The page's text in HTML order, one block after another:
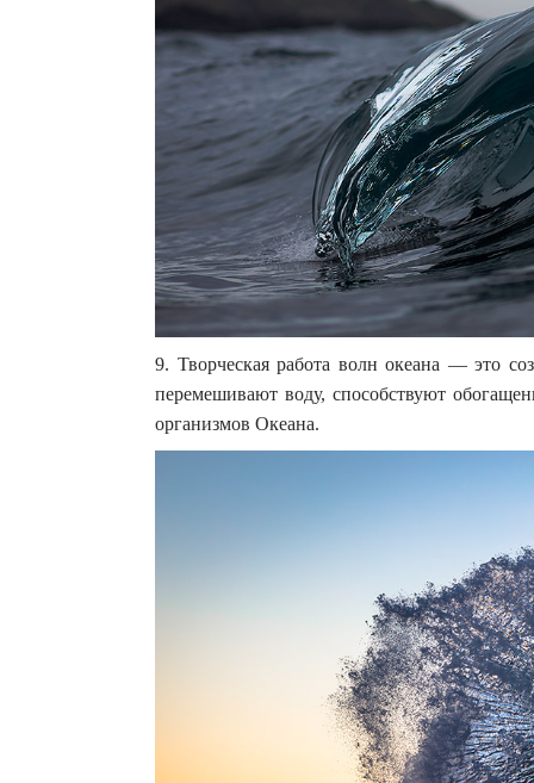
9. Творческая работа волн океана — это
перемешивают воду, способствуют
организмов Океана.